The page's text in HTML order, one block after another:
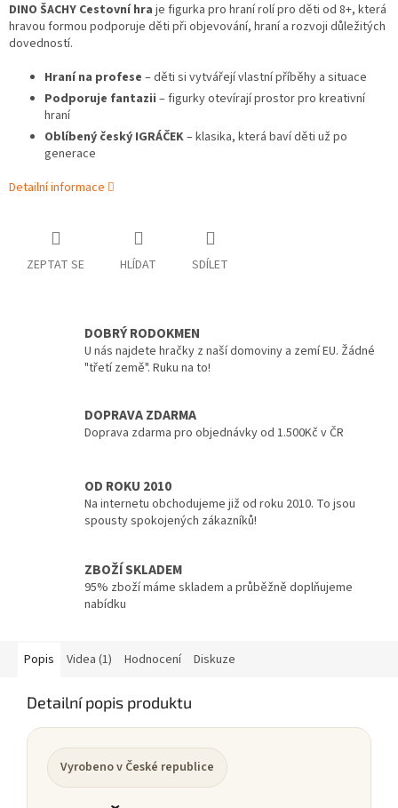
DINO ŠACHY Cestovní hra je figurka pro hraní rolí pro děti od 8+, která
hravou formou podporuje děti při objevování, hraní a rozvoji důležitých
dovedností.
Hraní na profese – děti si vytvářejí vlastní příběhy a situace
Podporuje fantazii – figurky otevírají prostor pro kreativní
hraní
Oblíbený český IGRÁČEK– klasika, která baví děti už po
generace
Detailní informace
ZEPTAT SE HLÍDAT SDÍLET
DOBRÝ RODOKMEN
U nás najdete hračky z naší domoviny a zemí EU. Žádné
"třetí země". Ruku na to!
DOPRAVA ZDARMA
Doprava zdarma pro objednávky od 1.500Kč v ČR
OD ROKU 2010
Na internetu obchodujeme již od roku 2010. To jsou
spousty spokojených zákazníků!
ZBOŽÍ SKLADEM
95% zboží máme skladem a průběžně doplňujeme
nabídku
Popis Videa (1) Hodnocení Diskuze
Detailní popis produktu
Vyrobeno v České republice